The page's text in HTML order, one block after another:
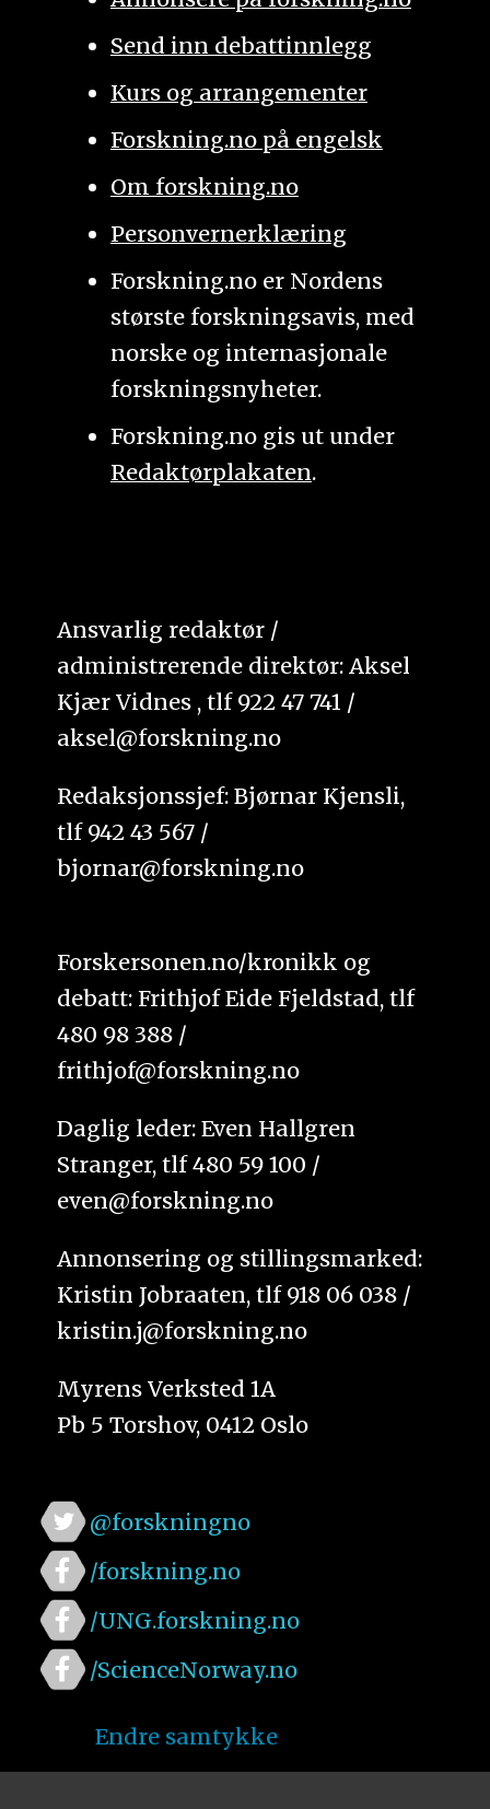
Send inn debattinnlegg
Kurs og arrangementer
Forskning.no på engelsk
Om forskning.no
Personvernerklæring
Forskning.no er Nordens
største forskningsavis, med
norske og internasjonale
forskningsnyheter.
Forskning.no gis ut under
Redaktørplakaten.
Ansvarlig redaktør /
administrerende direktør: Aksel
Kjær Vidnes , tlf 922 47 741 /
aksel@forskning.no
Redaksjonssjef: Bjørnar Kjensli,
tlf 942 43 567 /
bjornar@forskning.no
Forskersonen.no/kronikk og
debatt: Frithjof Eide Fjeldstad, tlf
480 98 388 /
frithjof@forskning.no
Daglig leder: Even Hallgren
Stranger, tlf 480 59 100 /
even@forskning.no
Annonsering og stillingsmarked:
Kristin Jobraaten, tlf 918 06 038 /
kristin.j@forskning.no
Myrens Verksted 1A
Pb 5 Torshov, 0412 Oslo
@forskningno
/forskning.no
/UNG.forskning.no
/ScienceNorway.no
Endre samtykke